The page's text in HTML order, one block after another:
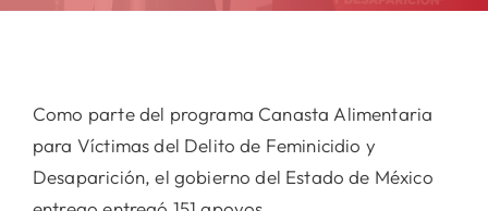
Como parte del programa Canasta Alimentaria
para Víctimas del Delito de Feminicidio y
Desaparición, el gobierno del Estado de México